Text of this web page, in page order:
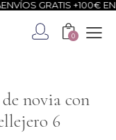
GRATIS +100€ EN
0
novia con
6